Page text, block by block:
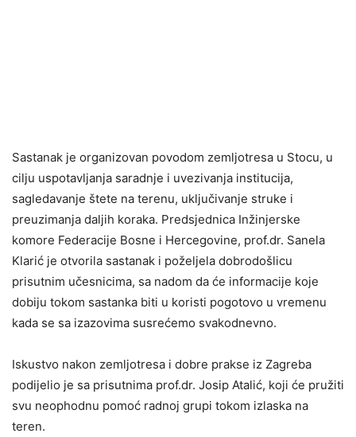
Sastanak je organizovan povodom zemljotresa u Stocu, u
cilju uspotavljanja saradnje i uvezivanja institucija,
sagledavanje štete na terenu, uključivanje struke i
preuzimanja daljih koraka. Predsjednica Inžinjerske
komore Federacije Bosne i Hercegovine, prof.dr. Sanela
Klarić je otvorila sastanak i poželjela dobrodošlicu
prisutnim učesnicima, sa nadom da će informacije koje
dobiju tokom sastanka biti u koristi pogotovo u vremenu
kada se sa izazovima susrećemo svakodnevno.
Iskustvo nakon zemljotresa i dobre prakse iz Zagreba
podijelio je sa prisutnima prof.dr. Josip Atalić, koji će pružiti
svu neophodnu pomoć radnoj grupi tokom izlaska na
teren.